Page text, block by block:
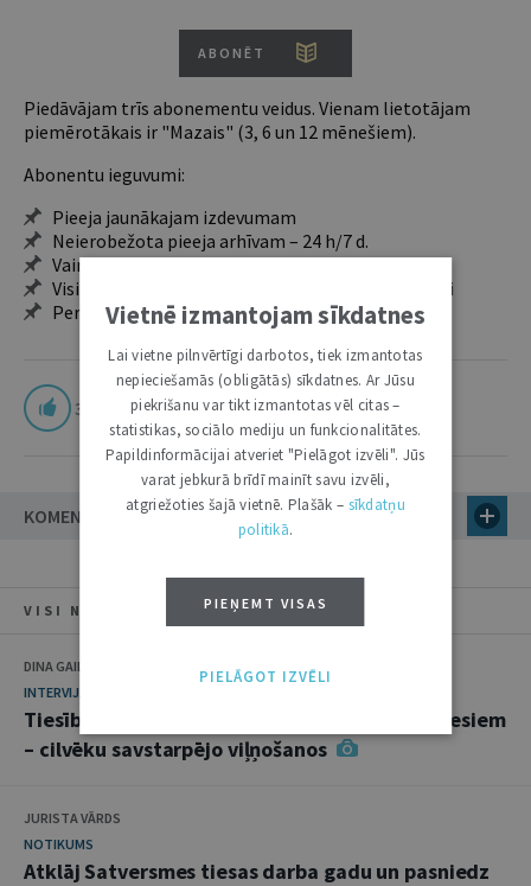
ABONĒT
Piedāvājam trīs abonementu veidus. Vienam lietotājam
piemērotākais ir "Mazais" (3, 6 un 12 mēnešiem).
Abonentu ieguvumi:
Pieeja jaunākajam izdevumam
Neierobežota pieeja arhīvam – 24 h/7 d.
Vairāk nekā 18 000 rakstu un 2000 autoru
Visi tematiskie numuri un ikgadējie grāmatžurnāli
Personalizētās iespējas – piezīmes, citāti, mapes
3
KOMENTĀRI
VISI NUMURA RAKSTI
DINA GAILĪTE
INTERVIJA
Tiesības ir valsts reakcija uz sabiedrības procesiem
– cilvēku savstarpējo viļņošanos
JURISTA VĀRDS
NOTIKUMS
Atklāj Satversmes tiesas darba gadu un pasniedz
Vietnē izmantojam sīkdatnes
Lai vietne pilnvērtīgi darbotos, tiek izmantotas
nepieciešamās (obligātās) sīkdatnes. Ar Jūsu
piekrišanu var tikt izmantotas vēl citas –
statistikas, sociālo mediju un funkcionalitātes.
Papildinformācijai atveriet "Pielāgot izvēli". Jūs
varat jebkurā brīdī mainīt savu izvēli,
atgriežoties šajā vietnē. Plašāk – sīkdatņu
politikā.
PIEŅEMT VISAS
PIELĀGOT IZVĒLI